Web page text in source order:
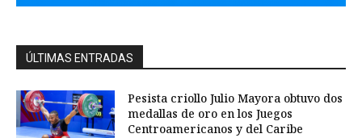
ÚLTIMAS ENTRADAS
Pesista criollo Julio Mayora obtuvo dos
medallas de oro en los Juegos
Centroamericanos y del Caribe